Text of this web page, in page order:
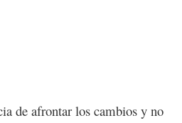
de afrontar los cambios y no